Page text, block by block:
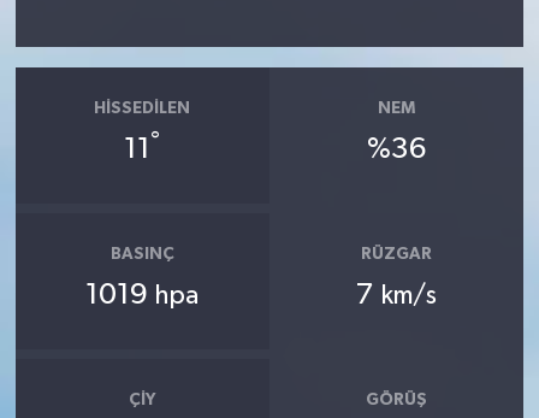
HISSEDILEN
11 °
NEM
%36
BASINÇ
1019 hpa
RÜZGAR
7 km/s
ÇIY GÖRÜŞ